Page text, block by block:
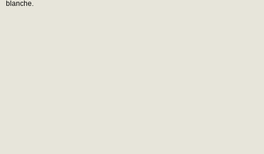
blanche.